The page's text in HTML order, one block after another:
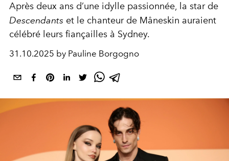
Après deux ans d’une idylle passionnée, la star de
Descendants et le chanteur de Måneskin auraient
célébré leurs fiançailles à Sydney.
31.10.2025 by Pauline Borgogno